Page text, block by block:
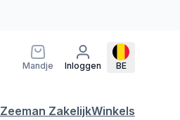
Mandje Inloggen BE
Zeeman ZakelijkWinkels